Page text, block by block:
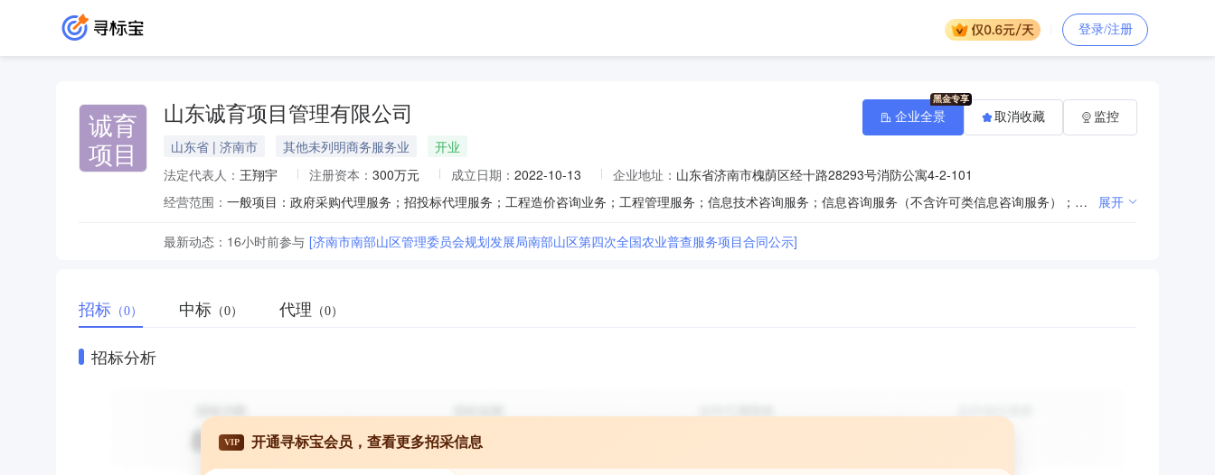
登录/注册
诚育
项目
山东诚育项目管理有限公司
山东省 | 济南市 其他未列明商务服务业
开业
法定代表人： 王翔宇 注册资本： 300万元 成立日期： 2022-10-13 企业地址： 山东省济南市槐荫区经十路28293号消防公寓4-2-101
经营范围：
一般项目：政府采购代理服务；招投标代理服务；工程造价咨询业务；工程管理服务；信息技术咨询服务；信息咨询服务（不含许可类信息咨询服务）；企业管理咨询；采购代理服务；项目策划与公关服务；社会经济咨询服务；个人商务服务；企业总部管理；土地调查评估服务；安全咨询服务；咨询策划服务。（除依法须经批准的项目外，凭营业执照依法自主开展经营活动） 展开
最新动态： 16小时前参与 [济南市南部山区管理委员会规划发展局南部山区第四次全国农业普查服务项目合同公示]
企业全景 取消收藏 监控
招标 （0） 中标 （0） 代理 （0）
招标分析
VIP 开通寻标宝会员，查看更多招采信息